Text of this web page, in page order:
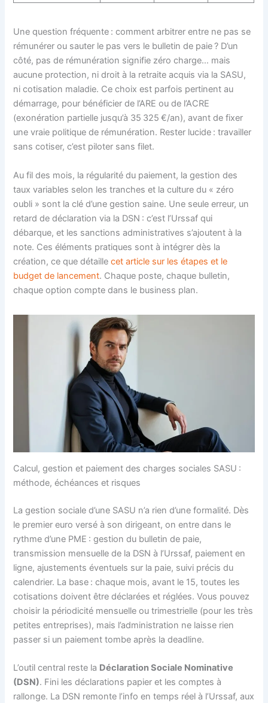
Une question fréquente : comment arbitrer entre ne pas se
rémunérer ou sauter le pas vers le bulletin de paie ? D’un
côté, pas de rémunération signifie zéro charge… mais
aucune protection, ni droit à la retraite acquis via la SASU,
ni cotisation maladie. Ce choix est parfois pertinent au
démarrage, pour bénéficier de l’ARE ou de l’ACRE
(exonération partielle jusqu’à 35 325 €/an), avant de fixer
une vraie politique de rémunération. Rester lucide : travailler
sans cotiser, c’est piloter sans filet.
Au fil des mois, la régularité du paiement, la gestion des
taux variables selon les tranches et la culture du « zéro
oubli » sont la clé d’une gestion saine. Une seule erreur, un
retard de déclaration via la DSN : c’est l’Urssaf qui
débarque, et les sanctions administratives s’ajoutent à la
note. Ces éléments pratiques sont à intégrer dès la
création, ce que détaillecet article sur les étapes et le
budget de lancement. Chaque poste, chaque bulletin,
chaque option compte dans le business plan.
Calcul, gestion et paiement des charges sociales SASU :
méthode, échéances et risques
La gestion sociale d’une SASU n’a rien d’une formalité. Dès
le premier euro versé à son dirigeant, on entre dans le
rythme d’une PME : gestion du bulletin de paie,
transmission mensuelle de la DSN à l’Urssaf, paiement en
ligne, ajustements éventuels sur la paie, suivi précis du
calendrier. La base : chaque mois, avant le 15, toutes les
cotisations doivent être déclarées et réglées. Vous pouvez
choisir la périodicité mensuelle ou trimestrielle (pour les très
petites entreprises), mais l’administration ne laisse rien
passer si un paiement tombe après la deadline.
L’outil central reste la Déclaration Sociale Nominative
(DSN). Fini les déclarations papier et les comptes à
rallonge. La DSN remonte l’info en temps réel à l’Urssaf, aux